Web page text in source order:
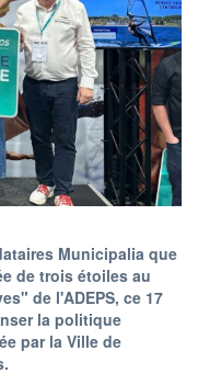
Municipalia que
de trois étoiles au
de l'ADEPS, ce 17
la politique
par la Ville de